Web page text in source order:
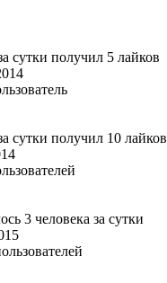
сутки получил 5 лайков
сутки получил 10 лайков
3 человека за сутки